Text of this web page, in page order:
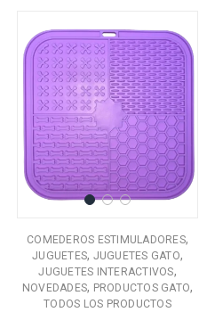
COMEDEROS ESTIMULADORES,
JUGUETES, JUGUETES GATO,
JUGUETES INTERACTIVOS,
NOVEDADES, PRODUCTOS GATO,
TODOS LOS PRODUCTOS